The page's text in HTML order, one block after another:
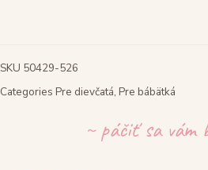
snood
scarf
with
SKU 50429-526
Categories Pre dievčatá, Pre bábätká
~ páčiť sa vám